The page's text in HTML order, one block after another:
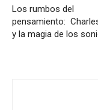
Los rumbos del
pensamiento:
y la magia de los